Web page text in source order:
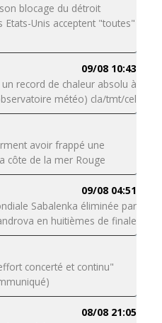
blocage du détroit
Unis acceptent "toutes"
09/08 10:43
record de chaleur absolu à
météo) cla/tmt/cel
avoir frappé une
côte de la mer Rouge
09/08 04:51
Sabalenka éliminée par
en huitièmes de finale
concerté et continu"
08/08 21:05